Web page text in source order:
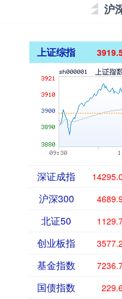
沪
上证综指
深证成指
沪深300
北证50
创业板指
基金指数
国债指数